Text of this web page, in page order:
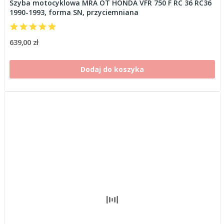
Szyba motocyklowa MRA OT HONDA VFR 750 F RC 36 RC36
1990-1993, forma SN, przyciemniana
639,00 zł
Dodaj do koszyka